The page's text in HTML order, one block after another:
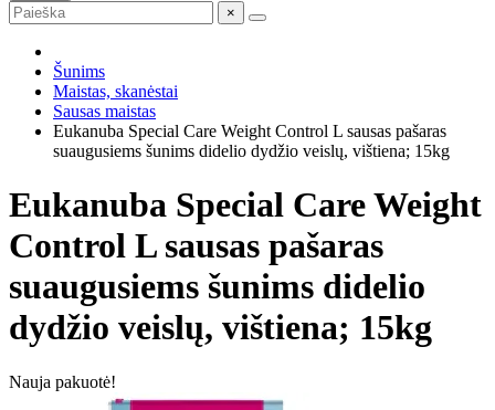
×
Šunims
Maistas, skanėstai
Sausas maistas
Eukanuba Special Care Weight Control L sausas pašaras
suaugusiems šunims didelio dydžio veislų, vištiena; 15kg
Eukanuba Special Care Weight
Control L sausas pašaras
suaugusiems šunims didelio
dydžio veislų, vištiena; 15kg
Nauja pakuotė!